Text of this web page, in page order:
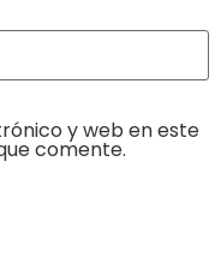
y web en este
comente.